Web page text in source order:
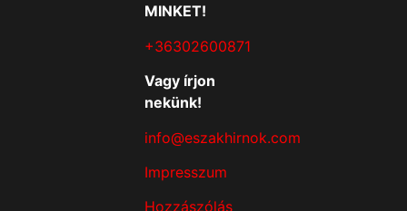
MINKET!
+36302600871
Vagy írjon
nekünk!
info@eszakhirnok.com
Impresszum
Hozzászólás